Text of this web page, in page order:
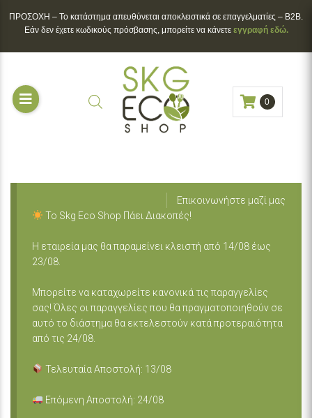
ΠΡΟΣΟΧΗ – To κατάστημα απευθύνεται αποκλειστικά σε επαγγελματίες – B2B.
Εάν δεν έχετε κωδικούς πρόσβασης, μπορείτε να κάνετε εγγραφή εδώ.
0
Επικοινωνήστε μαζί μας
Το Skg Eco Shop Πάει Διακοπές!
Η εταιρεία μας θα παραμείνει κλειστή από 14/08 έως
23/08.
Μπορείτε να καταχωρείτε κανονικά τις παραγγελίες
σας! Όλες οι παραγγελίες που θα πραγματοποιηθούν σε
αυτό το διάστημα θα εκτελεστούν κατά προτεραιότητα
από τις 24/08.
Τελευταία Αποστολή: 13/08
Επόμενη Αποστολή: 24/08